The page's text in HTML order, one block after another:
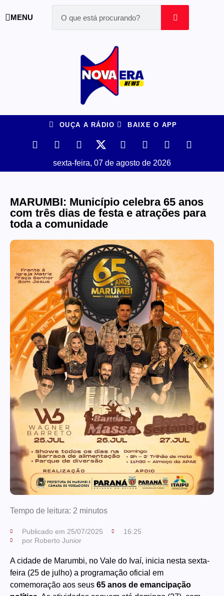
MENU
OUÇA A RÁDIO BAIXE O APP
sexta-feira, 07 de agosto de 2026
MARUMBI: Município celebra 65 anos
com três dias de festa e atrações para
toda a comunidade
Tempo de leitura: 2 minutos
Publicado em 25/07/2025
16:25
por Roberto Junior
A cidade de Marumbi, no Vale do Ivaí, inicia nesta sexta-
feira (25 de julho) a programação oficial em
comemoração aos seus 65 anos de emancipação